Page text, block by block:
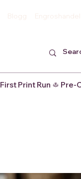
Blogg Engroshandel